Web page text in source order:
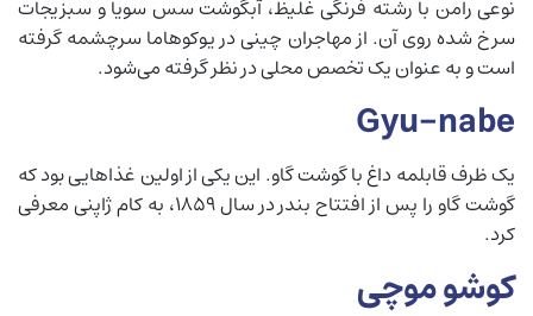
نوعی رامن با رشته فرنگی غلیظ، آبگوشت سس سویا و سبزیجات
سرخ شده روی آن. از مهاجران چینی در یوکوهاما سرچشمه گرفته
است و به عنوان یک تخصص محلی در نظر گرفته می‌شود.
Gyu-nabe
یک ظرف قابلمه داغ با گوشت گاو. این یکی از اولین غذاهایی بود که
گوشت گاو را پس از افتتاح بندر در سال 1859، به کام ژاپنی معرفی
کرد.
کوشو موچی